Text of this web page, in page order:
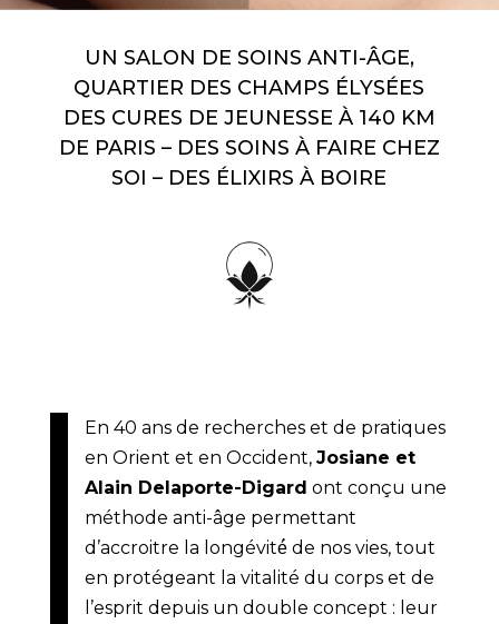
UN SALON DE SOINS ANTI-ÂGE,
QUARTIER DES CHAMPS ÉLYSÉES
DES CURES DE JEUNESSE À 140 KM
DE PARIS – DES SOINS À FAIRE CHEZ
SOI – DES ÉLIXIRS À BOIRE
En 40 ans de recherches et de pratiques
en Orient et en Occident, Josiane et
Alain Delaporte-Digard ont conçu une
méthode anti-âge permettant
d’accroitre la longévité́ de nos vies, tout
en protégeant la vitalité du corps et de
l’esprit depuis un double concept : leur